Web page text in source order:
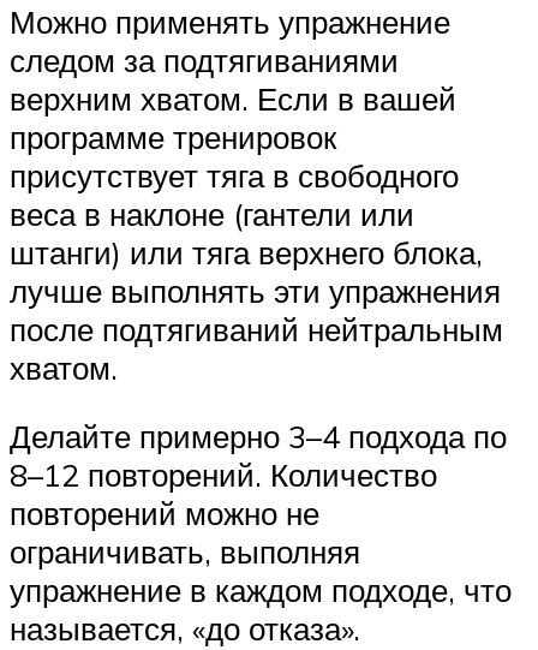
Можно применять упражнение
следом за подтягиваниями
верхним хватом. Если в вашей
программе тренировок
присутствует тяга в свободного
веса в наклоне (гантели или
штанги) или тяга верхнего блока,
лучше выполнять эти упражнения
после подтягиваний нейтральным
хватом.
Делайте примерно 3–4 подхода по
8–12 повторений. Количество
повторений можно не
ограничивать, выполняя
упражнение в каждом подходе, что
называется, «до отказа».